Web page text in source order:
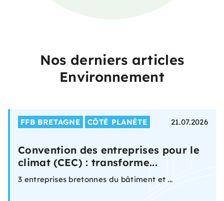
Nos derniers articles
Environnement
FFB BRETAGNE CÔTÉ PLANÈTE 21.07.2026
Convention des entreprises pour le
climat (CEC) : transforme...
3 entreprises bretonnes du bâtiment et ...